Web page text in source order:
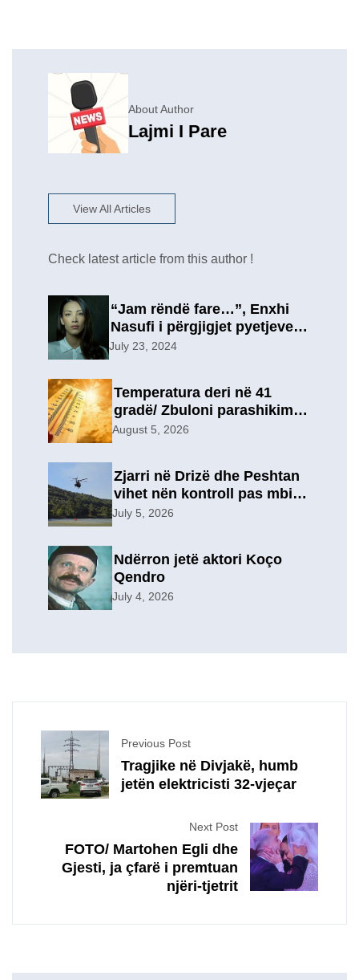
About Author
Lajmi I Pare
View All Articles
Check latest article from this author !
“Jam rëndë fare…”, Enxhi
Nasufi i përgjigjet pyetjeve
për ish-in, pas përfundimit të
një lidhje të re?
July 23, 2024
Temperatura deri në 41
gradë/ Zbuloni parashikimin
e motit, për sot
August 5, 2026
Zjarri në Drizë dhe Peshtan
vihet nën kontroll pas mbi 9
orësh operacion, u
July 5, 2026
Ndërron jetë aktori Koço
Qendro
July 4, 2026
Previous Post
Tragjike në Divjakë, humb
jetën elektricisti 32-vjeçar
Next Post
FOTO/ Martohen Egli dhe
Gjesti, ja çfarë i premtuan
njëri-tjetrit